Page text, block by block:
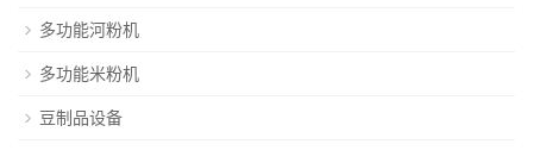
多功能河粉机
多功能米粉机
豆制品设备